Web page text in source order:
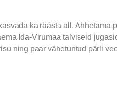
ka räästa all. Ahhetama
Ida-Virumaa talviseid
ning paar vähetuntud pärli